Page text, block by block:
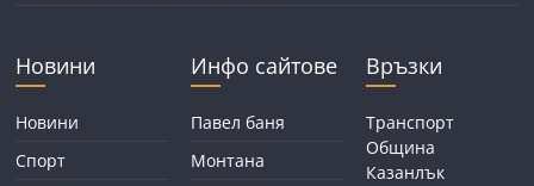
Новини
Новини
Спорт
Инфо сайтове
Павел баня
Монтана
Връзки
Транспорт
Община
Казанлък